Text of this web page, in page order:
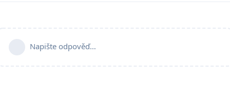
Napište odpověď…